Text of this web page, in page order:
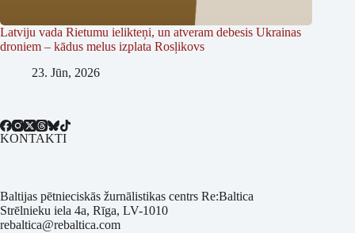
Latviju vada Rietumu ielikteņi, un atveram debesis Ukrainas
droniem – kādus melus izplata Rosļikovs
23. Jūn, 2026
KONTAKTI
Baltijas pētnieciskās žurnālistikas centrs Re:Baltica
Strēlnieku iela 4a, Rīga, LV-1010
rebaltica@rebaltica.com